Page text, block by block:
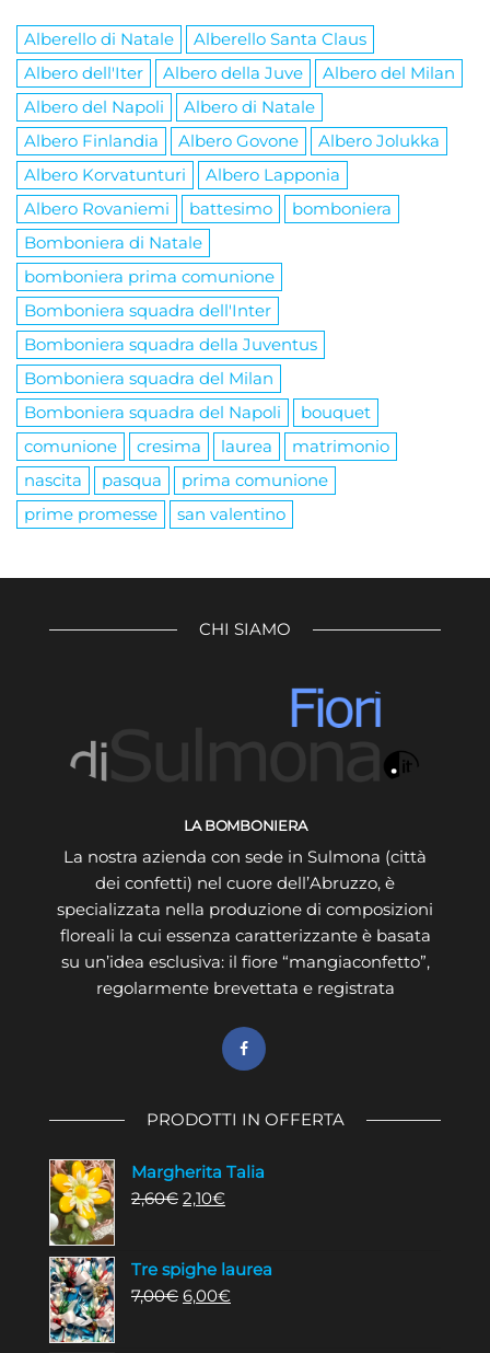
Alberello di Natale
Alberello Santa Claus
Albero dell'Iter
Albero della Juve
Albero del Milan
Albero del Napoli
Albero di Natale
Albero Finlandia
Albero Govone
Albero Jolukka
Albero Korvatunturi
Albero Lapponia
Albero Rovaniemi
battesimo
bomboniera
Bomboniera di Natale
bomboniera prima comunione
Bomboniera squadra dell'Inter
Bomboniera squadra della Juventus
Bomboniera squadra del Milan
Bomboniera squadra del Napoli
bouquet
comunione
cresima laurea
matrimonio
nascita
pasqua
prima comunione
prime promesse
san valentino
CHI SIAMO
LA BOMBONIERA
La nostra azienda con sede in Sulmona (città
dei confetti) nel cuore dell’Abruzzo, è
specializzata nella produzione di composizioni
floreali la cui essenza caratterizzante è basata
su un’idea esclusiva: il fiore “mangiaconfetto”,
regolarmente brevettata e registrata
PRODOTTI IN OFFERTA
Margherita Talia
2,60€ Il
era:
2,60€.
2,10€Il
è:
2,10€.
Tre spighe laurea
7,00€ Il
6,00€